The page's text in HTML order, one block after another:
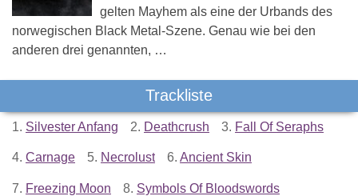
gelten Mayhem als eine der Urbands des
norwegischen Black Metal-Szene. Genau wie bei den
anderen drei genannten, …
Trackliste
1. Silvester Anfang 2. Deathcrush 3. Fall Of Seraphs
4. Carnage 5. Necrolust 6. Ancient Skin
7. Freezing Moon 8. Symbols Of Bloodswords